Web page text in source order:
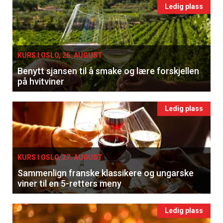
Ledig plass
KURS I OSLO, 26. AUGUST
Benytt sjansen til å smake og lære forskjellen
på hvitviner
Ledig plass
KURS I OSLO, 27. AUGUST
Sammenlign franske klassikere og ungarske
viner til en 5-retters meny
Ledig plass